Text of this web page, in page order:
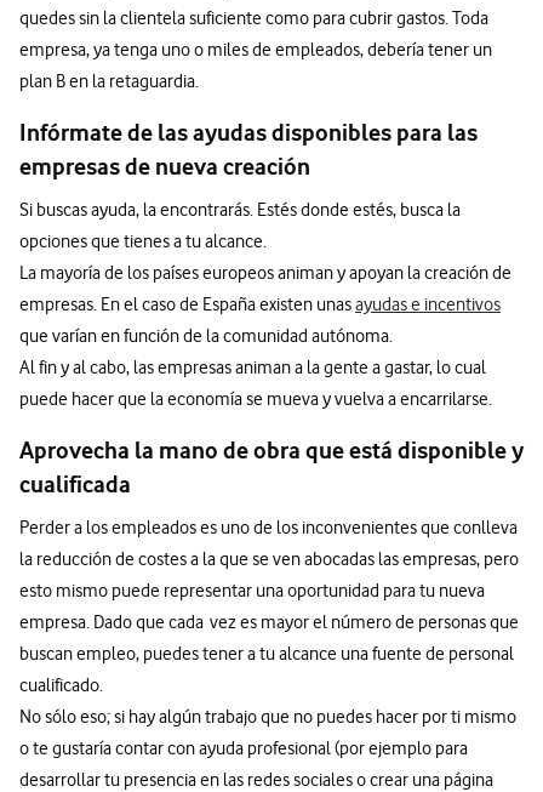
quedes sin la clientela suficiente como para cubrir gastos. Toda
empresa, ya tenga uno o miles de empleados, debería tener un
plan B en la retaguardia.
Infórmate de las ayudas disponibles para las
empresas de nueva creación
Si buscas ayuda, la encontrarás. Estés donde estés, busca la
opciones que tienes a tu alcance.
La mayoría de los países europeos animan y apoyan la creación de
empresas. En el caso de España existen unasayudas e incentivos
que varían en función de la comunidad autónoma.
Al fin y al cabo, las empresas animan a la gente a gastar, lo cual
puede hacer que la economía se mueva y vuelva a encarrilarse.
Aprovecha la mano de obra que está disponible y
cualificada
Perder a los empleados es uno de los inconvenientes que conlleva
la reducción de costes a la que se ven abocadas las empresas, pero
esto mismo puede representar una oportunidad para tu nueva
empresa. Dado que cada vez es mayor el número de personas que
buscan empleo, puedes tener a tu alcance una fuente de personal
cualificado.
No sólo eso; si hay algún trabajo que no puedes hacer por ti mismo
o te gustaría contar con ayuda profesional (por ejemplo para
desarrollar tu presencia en las redes sociales o crear una página